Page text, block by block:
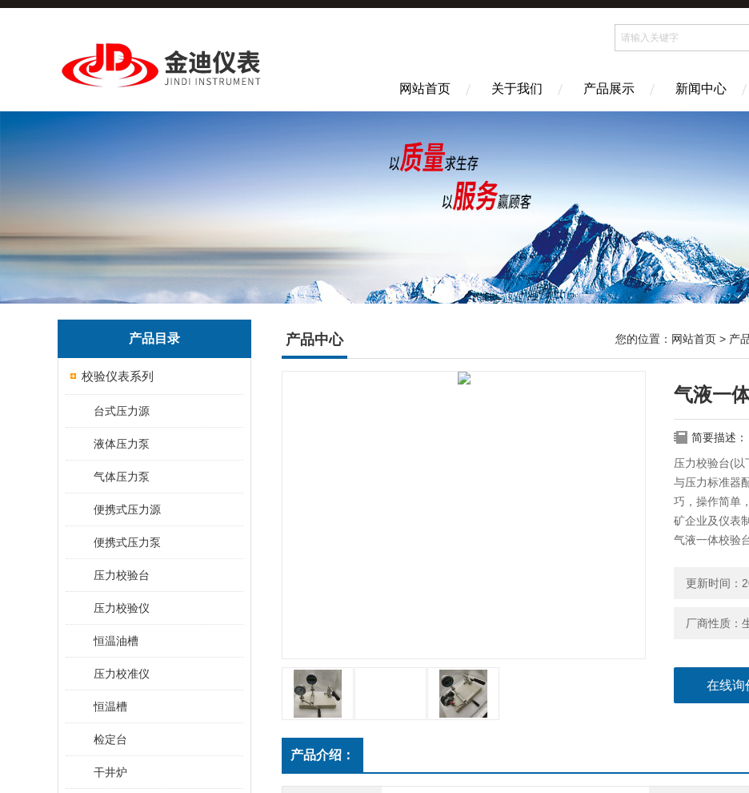
网站首页 关于我们 产品展示 新闻中心
产品目录
校验仪表系列
台式压力源
液体压力泵
气体压力泵
便携式压力源
便携式压力泵
压力校验台
压力校验仪
恒温油槽
压力校准仪
恒温槽
检定台
干井炉
产品中心 您的位置： 网站首页 > 产
气液一
简要描述：
压力校验台(以
与压力标准器
巧，操作简单
矿企业及仪表
气液一体校验
更新时间：
厂商性质：
在线询
产品介绍：